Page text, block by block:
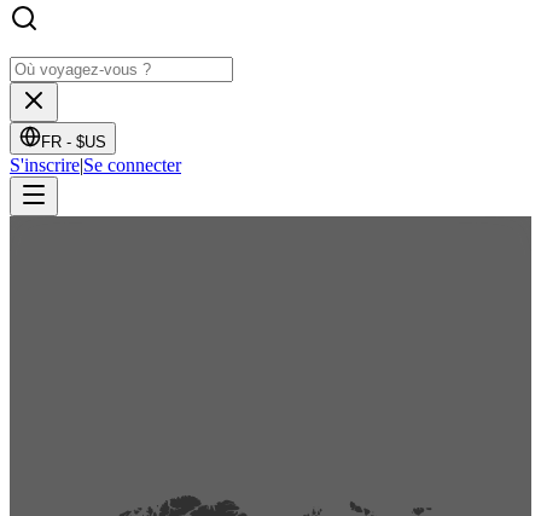
FR - $US
S'inscrire|Se connecter